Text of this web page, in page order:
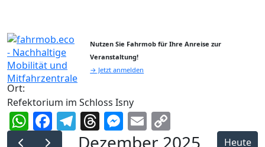
Nutzen Sie Fahrmob für Ihre Anreise zur
Veranstaltung!
→ Jetzt anmelden
Ort:
Refektorium im Schloss Isny
WhatsApp
Facebook
Telegram
Threads
Messenger
Email
Link
Dezember 2025 Heute